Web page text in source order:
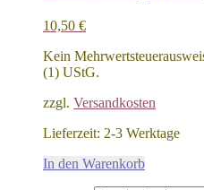
10,50 €
Kein
(1) UStG.
zzgl. Versandkosten
Lieferzeit: 2-3 Werktage
In den Warenkorb